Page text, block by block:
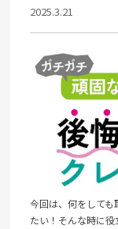
2025.3.21
今回は、何をして
たい！そんな時に